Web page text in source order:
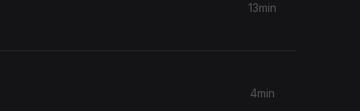
13min
4min